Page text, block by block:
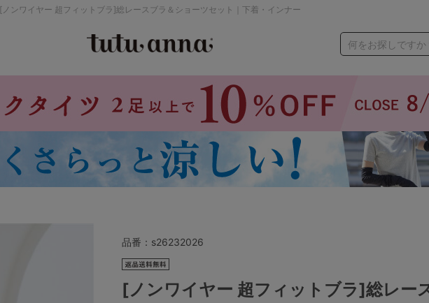
[ノンワイヤー 超フィットブラ]総レースブラ＆ショーツセット｜下着・インナー
何をお探しですか
パジャマ
ストッキング
価格帯から探す
～999円 1,000～
2,000～2,999円 3,000～
品番： s26232026
[ノンワイヤー 超フィットブラ]総レー